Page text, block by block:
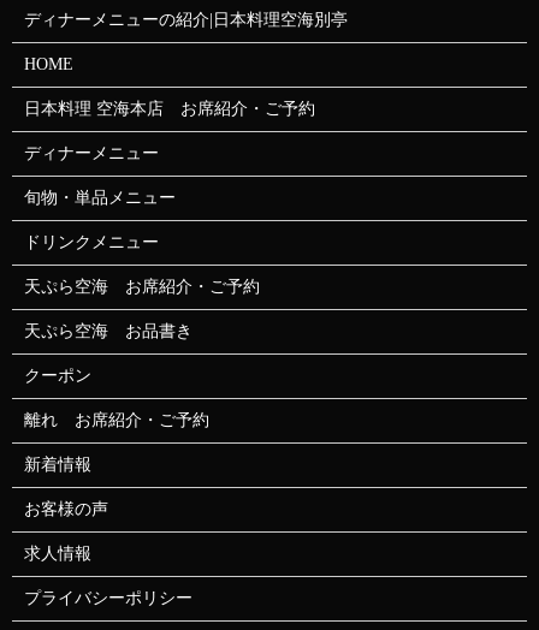
ディナーメニューの紹介|日本料理空海別亭
HOME
日本料理 空海本店 お席紹介・ご予約
ディナーメニュー
旬物・単品メニュー
ドリンクメニュー
天ぷら空海 お席紹介・ご予約
天ぷら空海 お品書き
クーポン
離れ お席紹介・ご予約
新着情報
お客様の声
求人情報
プライバシーポリシー